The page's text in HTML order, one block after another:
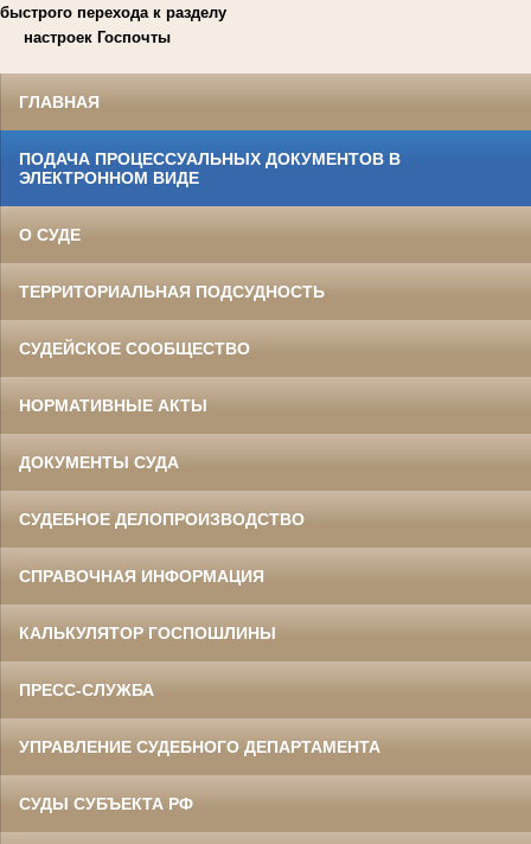
быстрого перехода к разделу
настроек Госпочты
ГЛАВНАЯ
ПОДАЧА ПРОЦЕССУАЛЬНЫХ ДОКУМЕНТОВ В
ЭЛЕКТРОННОМ ВИДЕ
О СУДЕ
ТЕРРИТОРИАЛЬНАЯ ПОДСУДНОСТЬ
СУДЕЙСКОЕ СООБЩЕСТВО
НОРМАТИВНЫЕ АКТЫ
ДОКУМЕНТЫ СУДА
СУДЕБНОЕ ДЕЛОПРОИЗВОДСТВО
СПРАВОЧНАЯ ИНФОРМАЦИЯ
КАЛЬКУЛЯТОР ГОСПОШЛИНЫ
ПРЕСС-СЛУЖБА
УПРАВЛЕНИЕ СУДЕБНОГО ДЕПАРТАМЕНТА
СУДЫ СУБЪЕКТА РФ